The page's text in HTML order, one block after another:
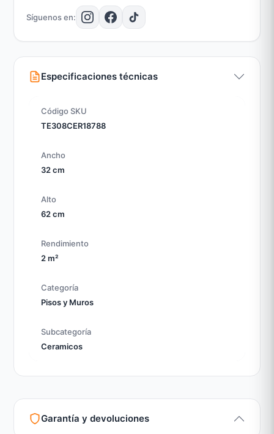
Especificaciones técnicas
Código SKU
TE308CER18788
Ancho
32 cm
Alto
62 cm
Rendimiento
2 m²
Categoría
Pisos y Muros
Subcategoría
Ceramicos
Garantía y devoluciones
Síguenos en: